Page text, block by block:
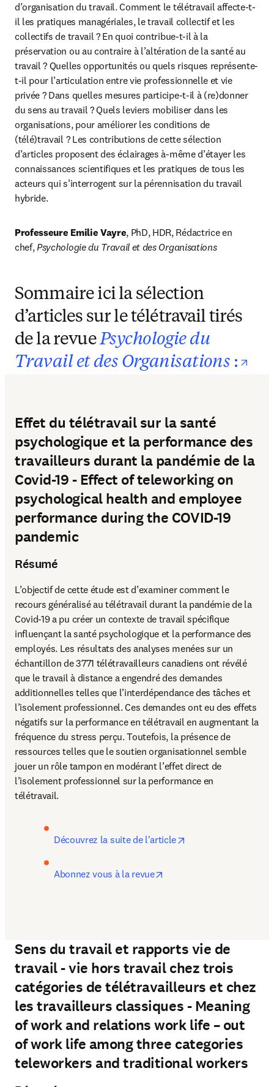
d’organisation du travail. Comment le télétravail affecte-t-
il les pratiques managériales, le travail collectif et les
collectifs de travail ? En quoi contribue-t-il à la
préservation ou au contraire à l’altération de la santé au
travail ? Quelles opportunités ou quels risques représente-
t-il pour l’articulation entre vie professionnelle et vie
privée ? Dans quelles mesures participe-t-il à (re)donner
du sens au travail ? Quels leviers mobiliser dans les
organisations, pour améliorer les conditions de
(télé)travail ? Les contributions de cette sélection
d’articles proposent des éclairages à-même d’étayer les
connaissances scientifiques et les pratiques de tous les
acteurs qui s’interrogent sur la pérennisation du travail
hybride.
Professeure Emilie Vayre, PhD, HDR, Rédactrice en
chef, Psychologie du Travail et des Organisations
Sommaire ici la sélection
d’articles sur le télétravail tirés
de la revuePsychologie du
Travail et des Organisations :
Effet du télétravail sur la santé
psychologique et la performance des
travailleurs durant la pandémie de la
Covid-19 - Effect of teleworking on
psychological health and employee
performance during the COVID-19
pandemic
Résumé
L’objectif de cette étude est d’examiner comment le
recours généralisé au télétravail durant la pandémie de la
Covid-19 a pu créer un contexte de travail spécifique
influençant la santé psychologique et la performance des
employés. Les résultats des analyses menées sur un
échantillon de 3771 télétravailleurs canadiens ont révélé
que le travail à distance a engendré des demandes
additionnelles telles que l’interdépendance des tâches et
l’isolement professionnel. Ces demandes ont eu des effets
négatifs sur la performance en télétravail en augmentant la
fréquence du stress perçu. Toutefois, la présence de
ressources telles que le soutien organisationnel semble
jouer un rôle tampon en modérant l’effet direct de
l’isolement professionnel sur la performance en
télétravail.
Découvrez la suite de l'article
Abonnez vous à la revue
Sens du travail et rapports vie de
travail - vie hors travail chez trois
catégories de télétravailleurs et chez
les travailleurs classiques - Meaning
of work and relations work life – out
of work life among three categories
teleworkers and traditional workers